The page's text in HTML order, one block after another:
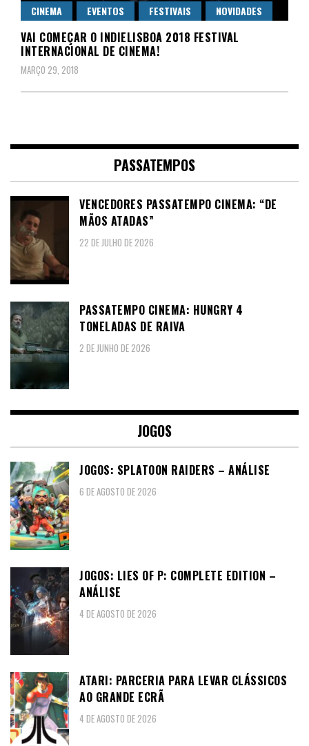
CINEMA EVENTOS FESTIVAIS NOVIDADES
VAI COMEÇAR O INDIELISBOA 2018 FESTIVAL
INTERNACIONAL DE CINEMA!
MARÇO 29, 2018
PASSATEMPOS
VENCEDORES PASSATEMPO CINEMA: “DE
MÃOS ATADAS”
22 DE JULHO DE 2026
PASSATEMPO CINEMA: HUNGRY 4
TONELADAS DE RAIVA
2 DE JUNHO DE 2026
JOGOS
JOGOS: SPLATOON RAIDERS – ANÁLISE
6 DE AGOSTO DE 2026
JOGOS: LIES OF P: COMPLETE EDITION –
ANÁLISE
4 DE AGOSTO DE 2026
ATARI: PARCERIA PARA LEVAR CLÁSSICOS
AO GRANDE ECRÃ
4 DE AGOSTO DE 2026